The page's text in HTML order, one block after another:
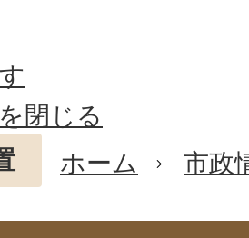
閉じる
ホーム 市政